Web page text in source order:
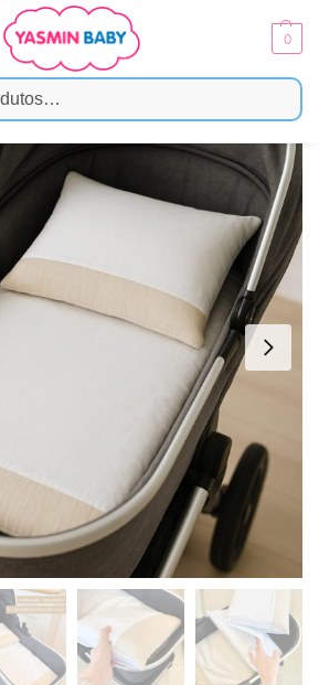
0
/ Colchonete para Carrinho com Travesseiro Premium – Linho